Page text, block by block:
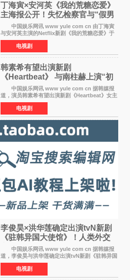
丁海寅×安河英《我的荒糖恋爱》
主海报公开！失忆检察官与“假男
友”同居罗曼史来
中国娱乐网讯 www yule com cn 由丁海寅
与安河英主演的Netflix新剧《我的荒糖恋爱》于
近日公开主海报，正式进入开播倒计时。 海
报中，两人并肩站在充满怀旧气息的九津麦芽村
街道上，丁
电视剧
韩素希有望出演新剧
《Heartbeat》 与南柱赫上演“初
恋归来”奇幻罗曼史
中国娱乐网讯 www yule com cn 据韩媒报
道，演员韩素希有望出演新剧《Heartbeat》女主
角，与南柱赫合作，引发高度关注。 韩素希
在剧中饰演能够看到过去的女人洪莎朗一角，因
初恋的意外
电视剧
李俊昊×洪华莲确定出演tvN新剧
《驻韩异国大使馆》！人类外交
官与“龙”大使的奇幻
中国娱乐网讯 www yule com cn 据韩媒报
道，李俊昊与洪华莲确定出演tvN新剧《驻韩异国
大使馆》，分别担任男女主角，引发期待。
该剧讲述了一位因管理驻韩异国大使馆（负责管
理居住在大韩
电视剧